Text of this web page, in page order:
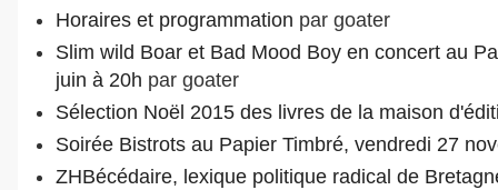
Horaires et programmation par goater
Slim wild Boar et Bad Mood Boy en concert au
juin à 20h par goater
Sélection Noël 2015 des livres de la maison
Soirée Bistrots au Papier Timbré, vendredi 27
ZHBécédaire, lexique politique radical de